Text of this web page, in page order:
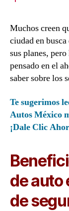
Muchos creen
ciudad en
sus planes,
pensado en el
saber sobre los
Te sugerimos
Autos México
¡Dale Clic
de auto
de